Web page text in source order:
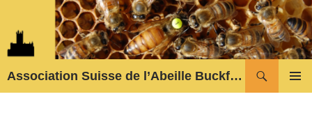
springen
Association Suisse de l’Abeille Buckfast